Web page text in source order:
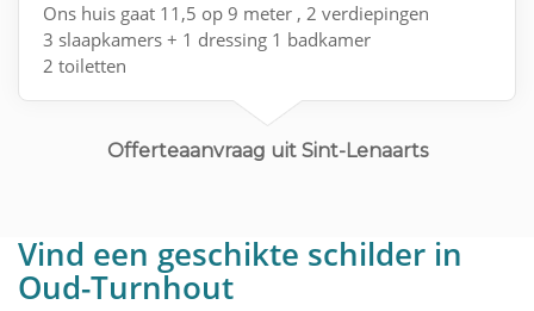
Ons huis gaat 11,5 op 9 meter , 2 verdiepingen
3 slaapkamers + 1 dressing 1 badkamer
2 toiletten
Offerteaanvraag uit Sint-Lenaarts
Vind een geschikte schilder in
Oud-Turnhout